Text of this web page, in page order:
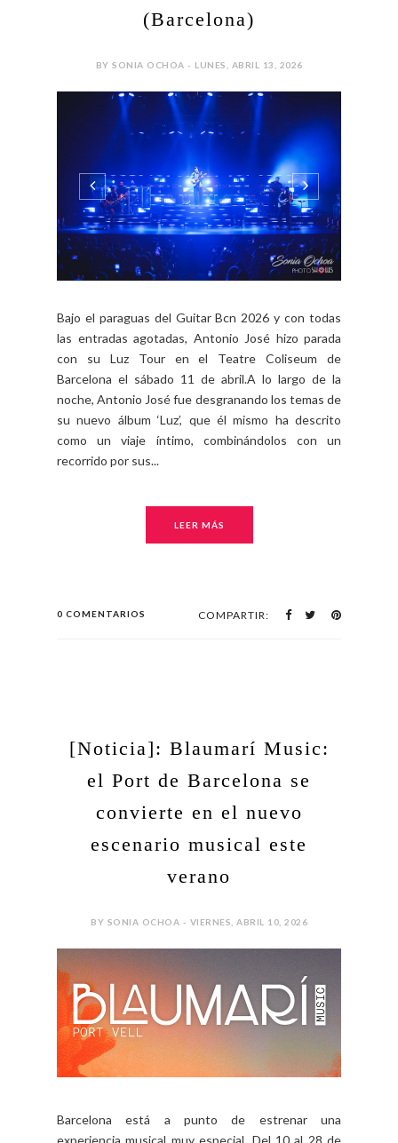
(Barcelona)
BY SONIA OCHOA - LUNES, ABRIL 13, 2026
Bajo el paraguas del Guitar Bcn 2026 y con todas
las entradas agotadas, Antonio José hizo parada
con su Luz Tour en el Teatre Coliseum de
Barcelona el sábado 11 de abril.A lo largo de la
noche, Antonio José fue desgranando los temas de
su nuevo álbum ‘Luz’, que él mismo ha descrito
como un viaje íntimo, combinándolos con un
recorrido por sus...
LEER MÁS
0 COMENTARIOS COMPARTIR:
[Noticia]: Blaumarí Music:
el Port de Barcelona se
convierte en el nuevo
escenario musical este
verano
BY SONIA OCHOA - VIERNES, ABRIL 10, 2026
Barcelona está a punto de estrenar una